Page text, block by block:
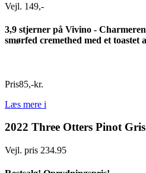
Vejl. 149,-
3,9 stjerner på Vivino -
smørfed cremethed med et toastet
Pris85,-kr.
Læs mere i
2022 Three Otters Pinot
Vejl. pris 234.95